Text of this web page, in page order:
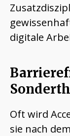
digitale
Oft wird
sie nach